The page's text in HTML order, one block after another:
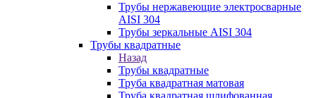
Трубы нержавеющие электросварные
AISI 304
Трубы зеркальные AISI 304
Трубы квадратные
Назад
Трубы квадратные
Труба квадратная матовая
Труба квадратная шлифованная